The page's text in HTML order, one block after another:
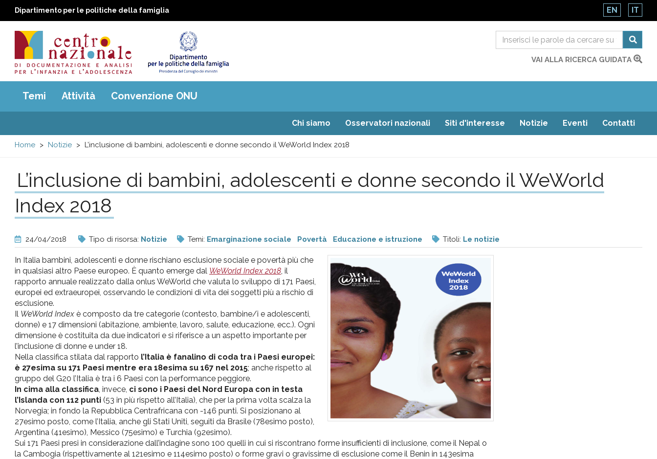
Dipartimento per le politiche della famiglia EN IT
Centro
nazionale
di
e
analisi
pr
l'infanzia
e
l'adolescenza
VAI ALLA RICERCA GUIDATA
Main
menu
Temi Attività Convenzione ONU
Chi siamo Osservatori nazionali Siti d'interesse Notizie Eventi Contatti
Home Notizie L’inclusione di bambini, adolescenti e donne secondo il WeWorld Index 2018
L’inclusione di bambini, adolescenti e donne secondo il WeWorld
Index 2018
24/04/2018 Tipo di risorsa: Notizie Temi: Emarginazione sociale Povertà Educazione e istruzione Titoli: Le notizie
In Italia bambini, adolescenti e donne rischiano esclusione sociale e povertà più che
in qualsiasi altro Paese europeo. È quanto emerge dal WeWorld Index 2018 , il
rapporto annuale realizzato dalla onlus WeWorld che valuta lo sviluppo di 171 Paesi,
europei ed extraeuropei, osservando le condizioni di vita dei soggetti più a rischio di
esclusione.
Il WeWorld Index è composto da tre categorie (contesto, bambine/i e adolescenti,
donne) e 17 dimensioni (abitazione, ambiente, lavoro, salute, educazione, ecc.). Ogni
dimensione è costituita da due indicatori e si riferisce a un aspetto importante per
l’inclusione di donne e under 18.
Nella classifica stilata dal rapporto l’Italia è fanalino di coda tra i Paesi europei:
è 27esima su 171 Paesi mentre era 18esima su 167 nel 2015; anche rispetto al
gruppo del G20 l’Italia è tra i 6 Paesi con la performance peggiore.
In cima alla classifica , invece, ci sono i Paesi del Nord Europa con in testa
l’Islanda con 112 punti (53 in più rispetto all’Italia), che per la prima volta scalza la
Norvegia; in fondo la Repubblica Centrafricana con -146 punti. Si posizionano al
27esimo posto, come l’Italia, anche gli Stati Uniti, seguiti da Brasile (78esimo posto),
Argentina (41esimo), Messico (75esimo) e Turchia (92esimo).
Sui 171 Paesi presi in considerazione dall’indagine sono 100 quelli in cui si riscontrano forme insufficienti di inclusione, come il Nepal o
la Cambogia (rispettivamente al 121esimo e 114esimo posto) o forme gravi o gravissime di esclusione come il Benin in 143esima